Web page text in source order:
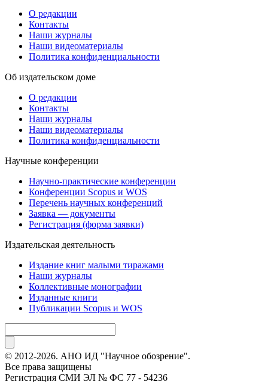
О редакции
Контакты
Наши журналы
Наши видеоматериалы
Политика конфиденциальности
Об издательском доме
О редакции
Контакты
Наши журналы
Наши видеоматериалы
Политика конфиденциальности
Научные конференции
Научно-практические конференции
Конференции Scopus и WOS
Перечень научных конференций
Заявка — документы
Регистрация (форма заявки)
Издательская деятельность
Издание книг малыми тиражами
Наши журналы
Коллективные монографии
Изданные книги
Публикации Scopus и WOS
© 2012-2026. АНО ИД "Научное обозрение".
Все права защищены
Регистрация СМИ ЭЛ № ФС 77 - 54236